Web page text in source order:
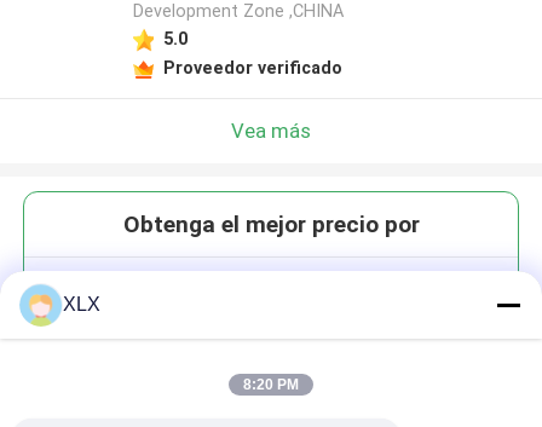
Development Zone ,CHINA
5.0
Proveedor verificado
Vea más
Obtenga el mejor precio por
XLX
8:20 PM